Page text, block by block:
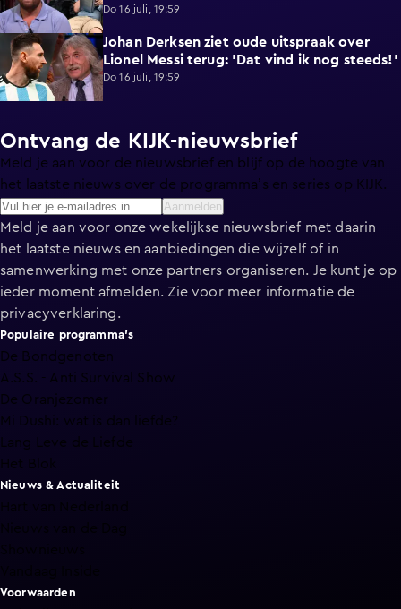
achter de rug'
Do 16 juli, 19:59
1:37
Johan Derksen ziet oude uitspraak over
Lionel Messi terug: 'Dat vind ik nog steeds!'
Do 16 juli, 19:59
Ontvang de KIJK-nieuwsbrief
Meld je aan voor de nieuwsbrief en blijf op de hoogte van
het laatste nieuws over de programma’s en series op KIJK.
Aanmelden
Meld je aan voor onze wekelijkse nieuwsbrief met daarin
het laatste nieuws en aanbiedingen die wijzelf of in
samenwerking met onze partners organiseren. Je kunt je op
ieder moment afmelden. Zie voor meer informatie de
privacyverklaring.
Populaire programma's
De Bondgenoten
A.S.S. - Anti Survival Show
De Oranjezomer
Mi Dushi: wat is dan liefde?
Lang Leve de Liefde
Het Blok
Nieuws & Actualiteit
Voorwaarden